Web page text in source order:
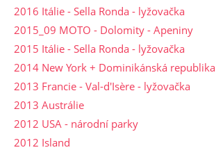
2016 Itálie - Sella Ronda - lyžovačka
2015_09 MOTO - Dolomity - Apeniny
2015 Itálie - Sella Ronda - lyžovačka
2014 New York + Dominikánská republika
2013 Francie - Val-d'Isère - lyžovačka
2013 Austrálie
2012 USA - národní parky
2012 Island